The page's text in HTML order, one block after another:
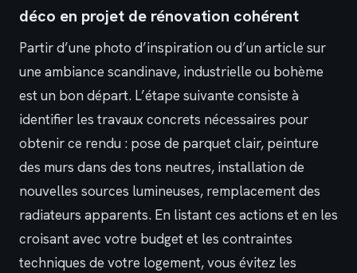
déco en projet de rénovation cohérent
Partir d’une photo d’inspiration ou d’un article sur
une ambiance scandinave, industrielle ou bohème
est un bon départ. L’étape suivante consiste à
identifier les travaux concrets nécessaires pour
obtenir ce rendu : pose de parquet clair, peinture
des murs dans des tons neutres, installation de
nouvelles sources lumineuses, remplacement des
radiateurs apparents. En listant ces actions et en les
croisant avec votre budget et les contraintes
techniques de votre logement, vous évitez les